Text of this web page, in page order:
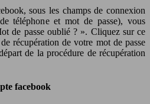
sous les champs de connexion
téléphone et mot de passe), vous
de passe oublié ? ». Cliquez sur ce
récupération de votre mot de passe
de la procédure de récupération
facebook